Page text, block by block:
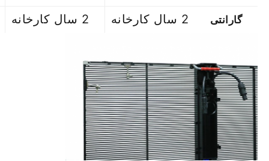
گارانتی 2 سال کارخانه 2 سال کارخانه